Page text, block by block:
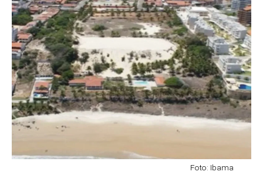
Foto: Ibama